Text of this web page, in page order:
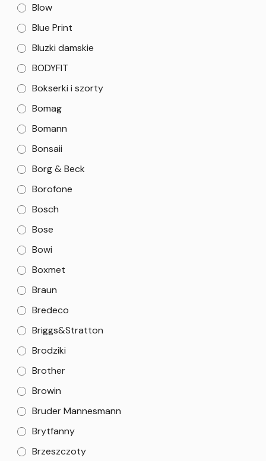
Blow
Blue Print
Bluzki damskie
BODYFIT
Bokserki i szorty
Bomag
Bomann
Bonsaii
Borg & Beck
Borofone
Bosch
Bose
Bowi
Boxmet
Braun
Bredeco
Briggs&Stratton
Brodziki
Brother
Browin
Bruder Mannesmann
Brytfanny
Brzeszczoty